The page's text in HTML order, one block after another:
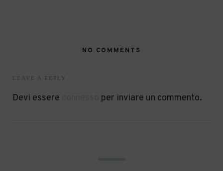
NO COMMENTS
LEAVE A REPLY
Devi essere per inviare un commento.